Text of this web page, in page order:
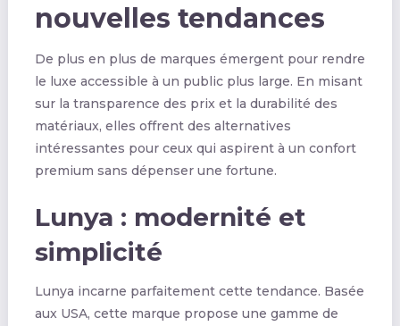
nouvelles tendances
De plus en plus de marques émergent pour rendre
le luxe accessible à un public plus large. En misant
sur la transparence des prix et la durabilité des
matériaux, elles offrent des alternatives
intéressantes pour ceux qui aspirent à un confort
premium sans dépenser une fortune.
Lunya : modernité et
simplicité
Lunya incarne parfaitement cette tendance. Basée
aux USA, cette marque propose une gamme de